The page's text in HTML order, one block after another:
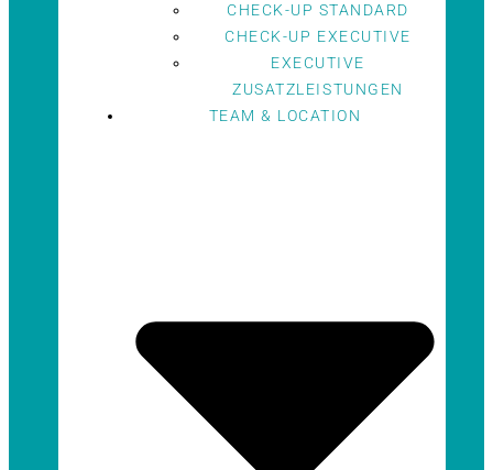
CHECK-UP STANDARD
CHECK-UP EXECUTIVE
EXECUTIVE
ZUSATZLEISTUNGEN
TEAM & LOCATION